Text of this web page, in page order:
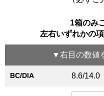
1箱のみ
左右いずれかの
▼右目 の数値
BC/DIA 8.6/14.0